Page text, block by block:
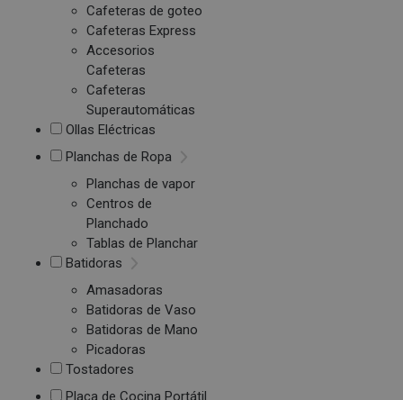
Cafeteras de goteo
Cafeteras Express
Accesorios
Cafeteras
Cafeteras
Superautomáticas
Ollas Eléctricas
Planchas de Ropa
Planchas de vapor
Centros de
Planchado
Tablas de Planchar
Batidoras
Amasadoras
Batidoras de Vaso
Batidoras de Mano
Picadoras
Tostadores
Placa de Cocina Portátil